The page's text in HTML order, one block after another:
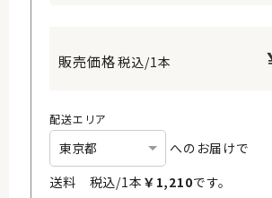
税込/1本
配送エリア
へのお届けで
送料 税込/1本 ￥ 1,210です。